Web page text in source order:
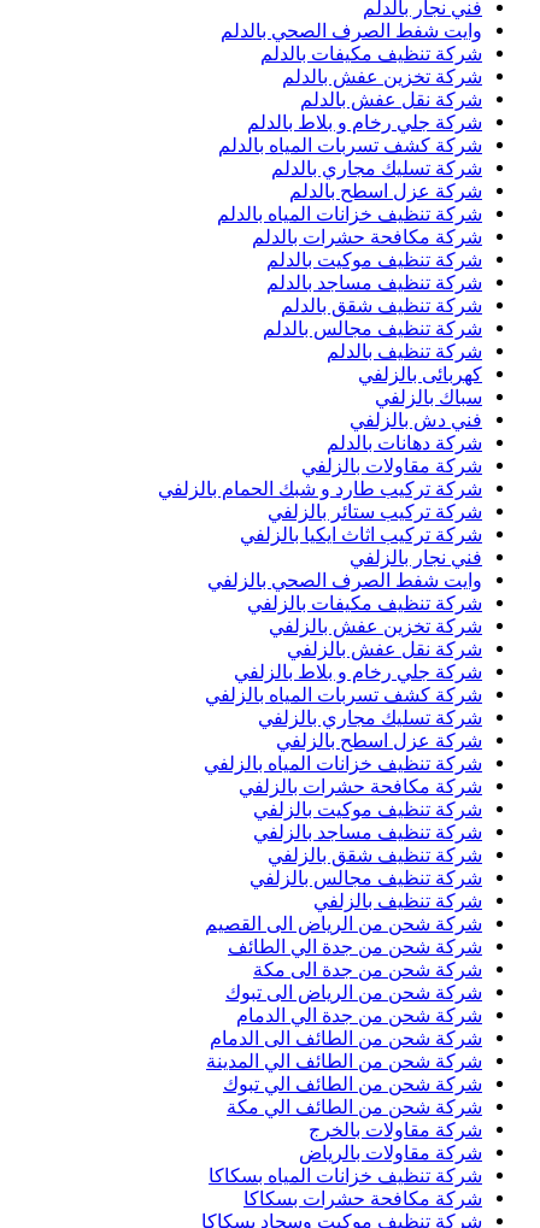
فني نجار بالدلم
وايت شفط الصرف الصحي بالدلم
شركة تنظيف مكيفات بالدلم
شركة تخزين عفش بالدلم
شركة نقل عفش بالدلم
شركة جلي رخام و بلاط بالدلم
شركة كشف تسربات المياه بالدلم
شركة تسليك مجاري بالدلم
شركة عزل اسطح بالدلم
شركة تنظيف خزانات المياه بالدلم
شركة مكافحة حشرات بالدلم
شركة تنظيف موكيت بالدلم
شركة تنظيف مساجد بالدلم
شركة تنظيف شقق بالدلم
شركة تنظيف مجالس بالدلم
شركة تنظيف بالدلم
كهربائى بالزلفي
سباك بالزلفي
فني دش بالزلفي
شركة دهانات بالدلم
شركة مقاولات بالزلفي
شركة تركيب طارد و شبك الحمام بالزلفي
شركة تركيب ستائر بالزلفي
شركة تركيب اثاث ايكيا بالزلفي
فني نجار بالزلفي
وايت شفط الصرف الصحي بالزلفي
شركة تنظيف مكيفات بالزلفي
شركة تخزين عفش بالزلفي
شركة نقل عفش بالزلفي
شركة جلي رخام و بلاط بالزلفي
شركة كشف تسربات المياه بالزلفي
شركة تسليك مجاري بالزلفي
شركة عزل اسطح بالزلفي
شركة تنظيف خزانات المياه بالزلفي
شركة مكافحة حشرات بالزلفي
شركة تنظيف موكيت بالزلفي
شركة تنظيف مساجد بالزلفي
شركة تنظيف شقق بالزلفي
شركة تنظيف مجالس بالزلفي
شركة تنظيف بالزلفي
شركة شحن من الرياض الى القصيم
شركة شحن من جدة الي الطائف
شركة شحن من جدة الى مكة
شركة شحن من الرياض الى تبوك
شركة شحن من جدة الي الدمام
شركة شحن من الطائف الى الدمام
شركة شحن من الطائف الي المدينة
شركة شحن من الطائف الي تبوك
شركة شحن من الطائف الي مكة
شركة مقاولات بالخرج
شركة مقاولات بالرياض
شركة تنظيف خزانات المياه بسكاكا
شركة مكافحة حشرات بسكاكا
شركة تنظيف موكيت وسجاد بسكاكا